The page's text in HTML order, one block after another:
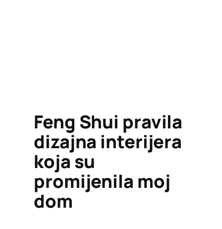
Feng Shui pravila
dizajna interijera
koja su
promijenila moj
dom